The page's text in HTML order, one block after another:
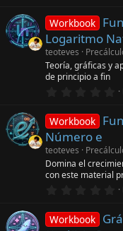
a
(
s
)
0
s
t
r
e
s
Workbook
Logaritmo
teoteves
Teoría, gráficas y
de principio a fin
0
0
t
r
e
l
s
Workbook
Número e
teoteves
Domina el
con este material
0
0
Workbook